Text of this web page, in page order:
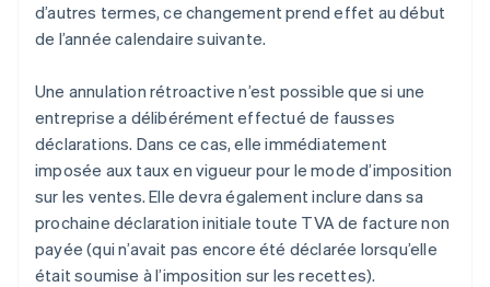
d’autres termes, ce changement prend effet au début
de l’année calendaire suivante.
Une annulation rétroactive n’est possible que si une
entreprise a délibérément effectué de fausses
déclarations. Dans ce cas, elle immédiatement
imposée aux taux en vigueur pour le mode d’imposition
sur les ventes. Elle devra également inclure dans sa
prochaine déclaration initiale toute TVA de facture non
payée (qui n’avait pas encore été déclarée lorsqu’elle
était soumise à l’imposition sur les recettes).